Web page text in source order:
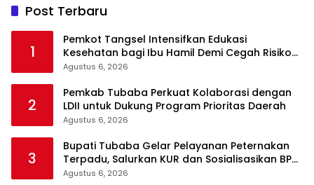
Post Terbaru
1
Pemkot Tangsel Intensifkan Edukasi
Kesehatan bagi Ibu Hamil Demi Cegah Risiko
Kehamilan
Agustus 6, 2026
2
Pemkab Tubaba Perkuat Kolaborasi dengan
LDII untuk Dukung Program Prioritas Daerah
Agustus 6, 2026
3
Bupati Tubaba Gelar Pelayanan Peternakan
Terpadu, Salurkan KUR dan Sosialisasikan BPJS
Ketenagakerjaan
Agustus 6, 2026